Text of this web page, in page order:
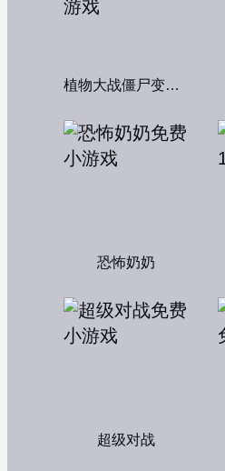
植物大战僵尸变态版
恐怖奶奶
超级对战